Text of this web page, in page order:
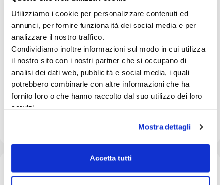
Utilizziamo i cookie per personalizzare contenuti ed
annunci, per fornire funzionalità dei social media e per
analizzare il nostro traffico.
Condividiamo inoltre informazioni sul modo in cui utilizza
il nostro sito con i nostri partner che si occupano di
analisi dei dati web, pubblicità e social media, i quali
potrebbero combinarle con altre informazioni che ha
fornito loro o che hanno raccolto dal suo utilizzo dei loro
servizi.
Mostra dettagli
Accetta tutti
Ingredienti di alta qualità: Con Branzino, Spirulina e
Finocchio: ingredienti selezionati per apportare
nutrienti essenziali al benessere generale.
Supporto per pelle e mantello: Formula sviluppata
scientificamente dal team di esperti Farmina per
nutrire e proteggere pelle e mantello.
Equilibrio nutrizionale: Alimento completo e
bilanciato, ideale per sostenere la salute generale
e la vitalità quotidiana del cane.
Qualità garantita: Ingredienti attentamente
Composizione / materiali